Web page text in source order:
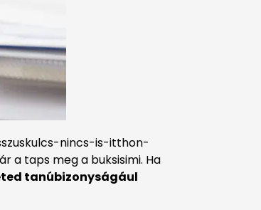
nincs-is-itthon-
taps meg a buksisimi. Ha
tanúbizonyságául